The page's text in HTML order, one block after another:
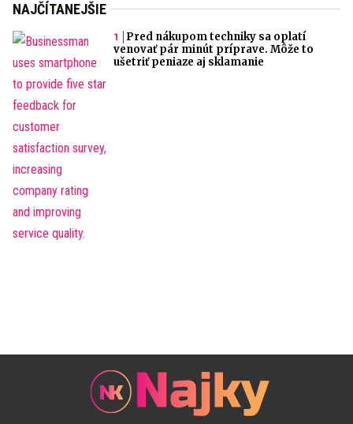
NAJČÍTANEJŠIE
Pred nákupom techniky sa oplatí
venovať pár minút príprave. Môže to
ušetriť peniaze aj sklamanie